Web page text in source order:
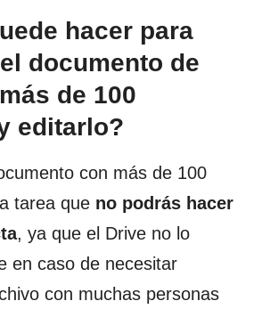
hacer para
documento de
de 100
editarlo?
con más de 100
tarea que no podrás hacer
, ya que el Drive no lo
en caso de necesitar
con muchas personas